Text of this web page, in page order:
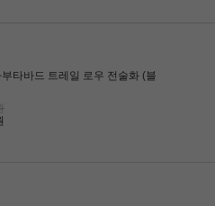
부타바드 트레일 로우 전술화 (블